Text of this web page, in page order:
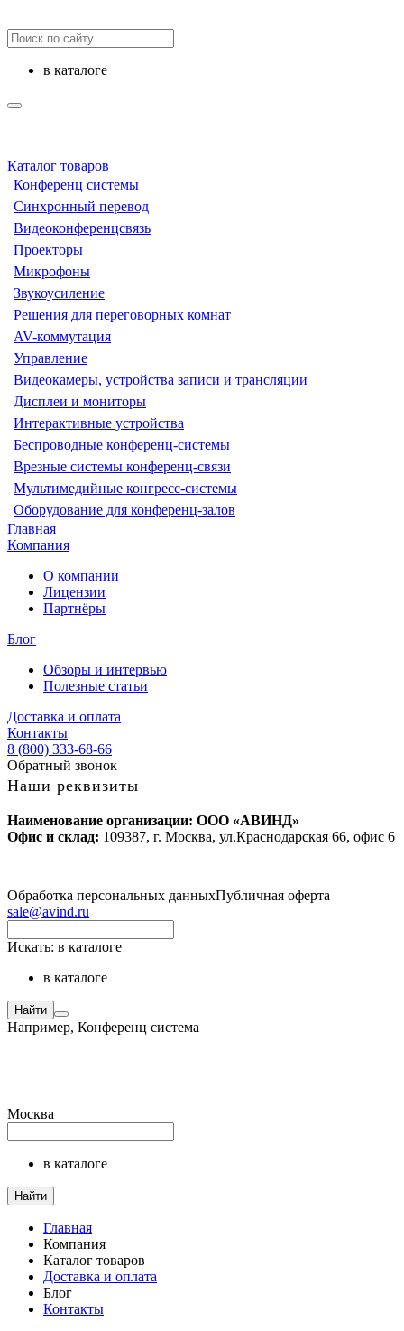
в каталоге
Каталог товаров
Конференц системы
Синхронный перевод
Видеоконференцсвязь
Проекторы
Микрофоны
Звукоусиление
Решения для переговорных комнат
AV-коммутация
Управление
Видеокамеры, устройства записи и трансляции
Дисплеи и мониторы
Интерактивные устройства
Беспроводные конференц-системы
Врезные системы конференц-связи
Мультимедийные конгресс-системы
Оборудование для конференц-залов
Главная
Компания
О компании
Лицензии
Партнёры
Блог
Обзоры и интервью
Полезные статьи
Доставка и оплата
Контакты
8 (800) 333-68-66
Обратный звонок
Наши реквизиты
Наименование организации: ООО «АВИНД»
Офис и склад: 109387, г. Москва, ул.Краснодарская 66, офис 6
Обработка персональных данныхПубличная оферта
sale@avind.ru
Искать: в каталоге
в каталоге
Найти
Например, Конференц система
Москва
в каталоге
Найти
Главная
Компания
Каталог товаров
Доставка и оплата
Блог
Контакты